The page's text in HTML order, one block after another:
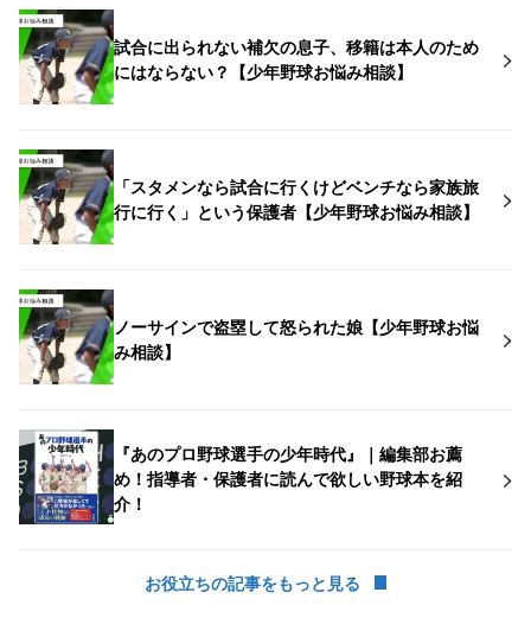
試合に出られない補欠の息子、移籍は本人のため
にはならない？【少年野球お悩み相談】
「スタメンなら試合に行くけどベンチなら家族旅
行に行く」という保護者【少年野球お悩み相談】
ノーサインで盗塁して怒られた娘【少年野球お悩
み相談】
『あのプロ野球選手の少年時代』｜編集部お薦
め！指導者・保護者に読んで欲しい野球本を紹
介！
お役立ちの記事をもっと見る